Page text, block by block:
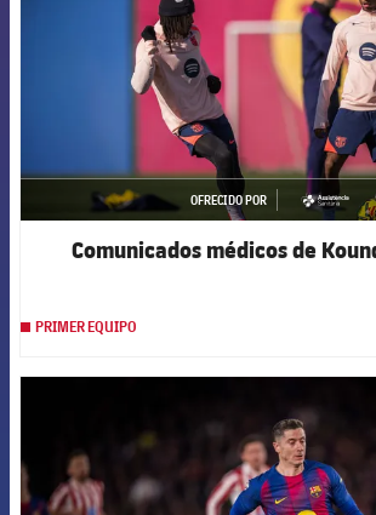
OFRECIDO POR
asistencia
Comunicados médicos de
PRIMER EQUIPO